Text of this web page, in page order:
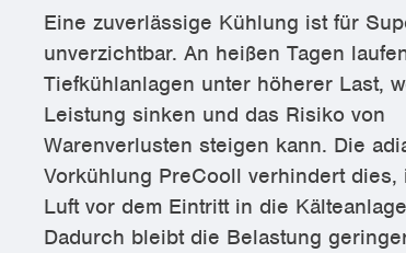
Eine zuverlässige Kühlung ist für
unverzichtbar. An heißen Tagen
Tiefkühlanlagen unter höherer Last,
Leistung sinken und das Risiko von
Warenverlusten steigen kann. Die
Vorkühlung PreCooll verhindert dies,
Luft vor dem Eintritt in die
Dadurch bleibt die Belastung